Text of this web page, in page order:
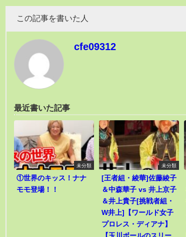
この記事を書いた人
cfe09312
最近書いた記事
未分類
①世界のキッス！ナナ
モモ登場！！
未分類
[王者組・綾華]佐藤綾子
＆中森華子 vs 井上京子
＆井上貴子[挑戦者組・
W井上]【ワールド女子
プロレス・ディアナ】
【玉川ボールのスリー